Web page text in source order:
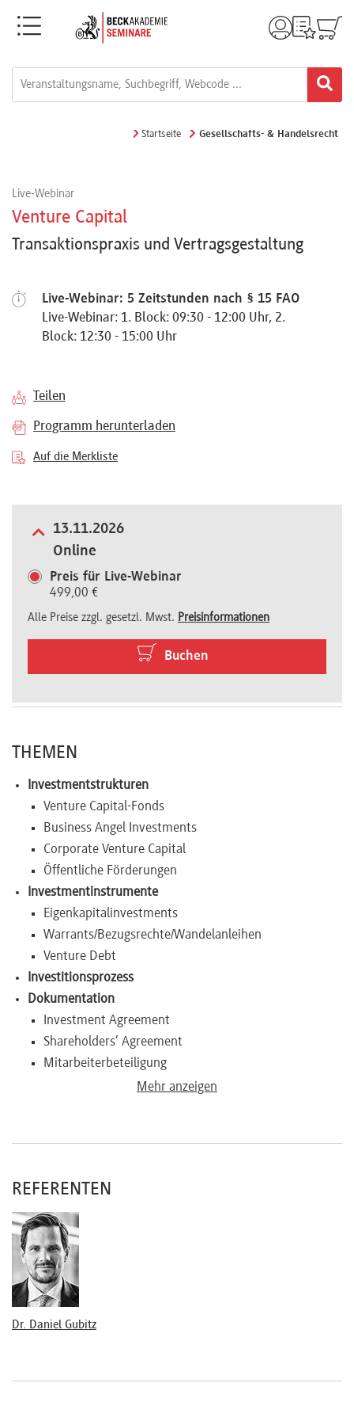
Menü
e-
Learnings
Über
Preisvorteile
FAQ
Startseite Gesellschafts- & Handelsrecht
Live-Webinar
Venture Capital
Transaktionspraxis und Vertragsgestaltung
Live-Webinar: 5 Zeitstunden nach § 15 FAO
Live-Webinar: 1. Block: 09:30 - 12:00 Uhr, 2.
Block: 12:30 - 15:00 Uhr
Teilen
Programm herunterladen
Auf die Merkliste
13.11.2026
Online
Preis für Live-Webinar
499,00 €
Alle Preise zzgl. gesetzl. Mwst. Preisinformationen
Buchen
THEMEN
Investmentstrukturen
Venture Capital-Fonds
Business Angel Investments
Corporate Venture Capital
Öffentliche Förderungen
Investmentinstrumente
Eigenkapitalinvestments
Warrants/Bezugsrechte/Wandelanleihen
Venture Debt
Investitionsprozess
Dokumentation
Investment Agreement
Shareholders’ Agreement
Mitarbeiterbeteiligung
Vertragliche Instrumente/Besonderheiten
Verwässerungsschutz
Liquidationspräferenzen
Wettbewerbsverbote
Exit-Regelungen
Mehr anzeigen
REFERENTEN
Dr. Daniel Gubitz